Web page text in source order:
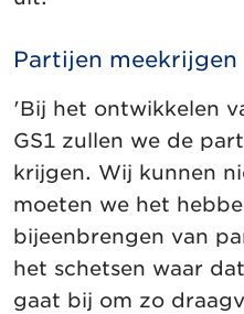
Partijen meekrijgen
'Bij het ontwikkelen
GS1 zullen we de
krijgen. Wij kunnen
moeten we het
bijeenbrengen van
het schetsen waar
gaat bij om zo